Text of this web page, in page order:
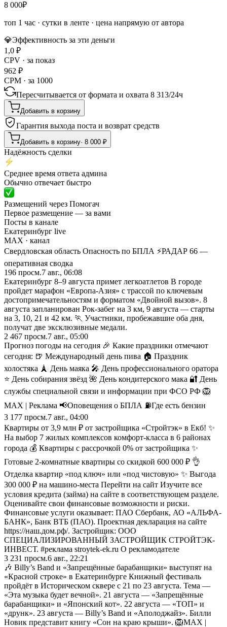
8 000₽
топ 1 час · сутки в ленте · цена напрямую от автора
💎Эффективность за эти деньги
1,0 ₽
CPV · за показ
962 ₽
CPM · за 1000
Пересчитывается от формата и охвата 8 313/24ч
Добавить в корзину
Гарантия выхода поста и возврат средств
Добавить в корзину· 8 000 ₽
Надёжность сделки
Среднее время ответа админа
Обычно отвечает быстро
Размещений через Помогач
Первое размещение — за вами
Посты в канале
Екатеринбург live
MAX · канал
Свердловская область Опасность по БПЛА ⚡️РАДАР 66 —
оперативная сводка
196 просм.7 авг., 06:08
Екатеринбург 8–9 августа примет легкоатлетов В городе
пройдет марафон «Европа-Азия» с трассой по ключевым
достопримечательностям и форматом «Двойной вызов». 8
августа запланирован Рок-забег на 3 км, 9 августа — старты
на 3, 10, 21 и 42 км. 🏃 Участники, пробежавшие оба дня,
получат две эксклюзивные медали.
2 467 просм.7 авг., 05:00
Прогноз погоды на сегодня 🎉 Какие праздники отмечают
сегодня: 🍺 Международный день пива 🏠 Праздник
холостяка 🗼 День маяка 🎤 День профессионального оратора
⭐️ День собирания звёзд 🌺 День кондитерского мака 🔐 День
службы специальной связи и информации при ФСО РФ 🦁
MAX | Реклама 📢Оповещения о БПЛА ⛽️Где есть бензин
3 177 просм.7 авг., 04:00
Квартиры от 3,9 млн ₽ от застройщика «Стройтэк» в Екб! ✨
На выбор 7 жилых комплексов комфорт-класса в 6 районах
города 💰 Квартиры с рассрочкой 0% от застройщика ✨
Готовые 2-комнатные квартиры со скидкой 600 000 ₽ 👌
Отделка квартир «под ключ» или «под чистовую» ✨ Выгода
300 000 ₽ на машино-места Перейти на сайт Изучите все
условия кредита (займа) на сайте в соответствующем разделе.
Оценивайте свои финансовые возможности и риски.
Финансовые услуги оказывает: ПАО Сбербанк, АО «АЛЬФА-
БАНК», Банк ВТБ (ПАО). Проектная декларация на сайте
https://наш.дом.рф/. Застройщик: ООО
СПЕЦИАЛИЗИРОВАННЫЙ ЗАСТРОЙЩИК СТРОЙТЭК-
ИНВЕСТ. #реклама stroytek-ek.ru О рекламодателе
3 231 просм.6 авг., 22:21
🎶 Billy’s Band и «Запрещённые барабанщики» выступят на
«Красной строке» в Екатеринбурге Книжный фестиваль
пройдёт в Историческом сквере с 21 по 23 августа. Тема —
«Эта музыка будет вечной». 21 августа — «Запрещённые
барабанщики» и «Японский кот». 22 августа — «ТОП» и
«друнк». 23 августа — Billy’s Band и «Аполоджайз». Билли
Новик представит книгу «Сон на краю крыши». 🦁MAX |